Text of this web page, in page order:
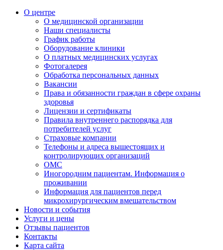
О центре
О медицинской организации
Наши специалисты
График работы
Оборудование клиники
О платных медицинских услугах
Фотогалерея
Обработка персональных данных
Вакансии
Права и обязанности граждан в сфере охраны
здоровья
Лицензии и сертификаты
Правила внутреннего распорядка для
потребителей услуг
Страховые компании
Телефоны и адреса вышестоящих и
контролирующих организаций
ОМС
Иногородним пациентам. Информация о
проживании
Информация для пациентов перед
микрохирургическим вмешательством
Новости и события
Услуги и цены
Отзывы пациентов
Контакты
Карта сайта